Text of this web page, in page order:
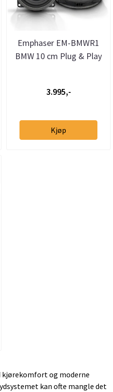
Emphaser EM-BMWR1
BMW 10 cm Plug & Play
3.995,-
Kjøp
kjørekomfort og moderne
kan ofte mangle det